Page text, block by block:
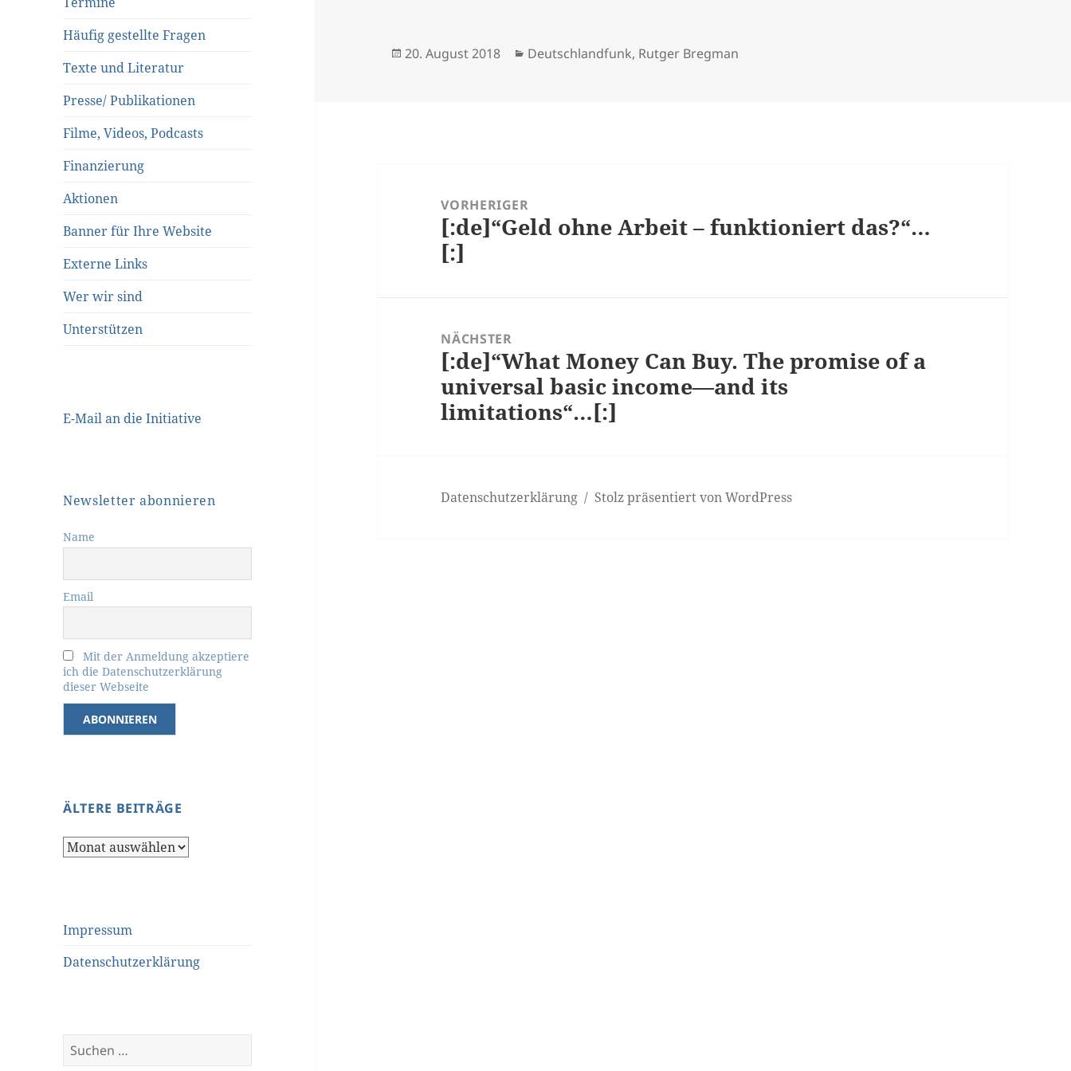
Häufig gestellte Fragen
Texte und Literatur
Presse/ Publikationen
Filme, Videos, Podcasts
Finanzierung
Aktionen
Banner für Ihre Website
Externe Links
Wer wir sind
Unterstützen
E-Mail an die Initiative
Newsletter abonnieren
Name
Email
Mit der Anmeldung akzeptiere
ich die Datenschutzerklärung
dieser Webseite
ÄLTERE BEITRÄGE
Ältere
Impressum
Datenschutzerklärung
Suchen
nach:
Veröffentlicht
20. August 2018 Kategorien
Deutschlandfunk, Rutger Bregman
VORHERIGER
Vorheriger
Beitrag:
[:de]“Geld ohne Arbeit – funktioniert das?“…
[:]
NÄCHSTER
Nächster
Beitrag:
[:de]“What Money Can Buy. The promise of a
universal basic income—and its
limitations“…[:]
Datenschutzerklärung Stolz präsentiert von WordPress